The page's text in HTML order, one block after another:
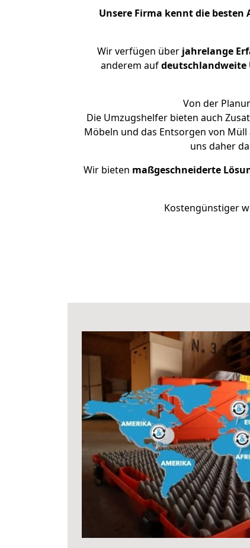
Unsere Firma kennt die besten
Wir verfügen über jahrelange
anderem aufdeutschlandweite
Von der
Die Umzugshelfer bieten auch
Möbeln und das Entsorgen von
uns daher
Wir bieten maßgeschneiderte
Kostengünstiger